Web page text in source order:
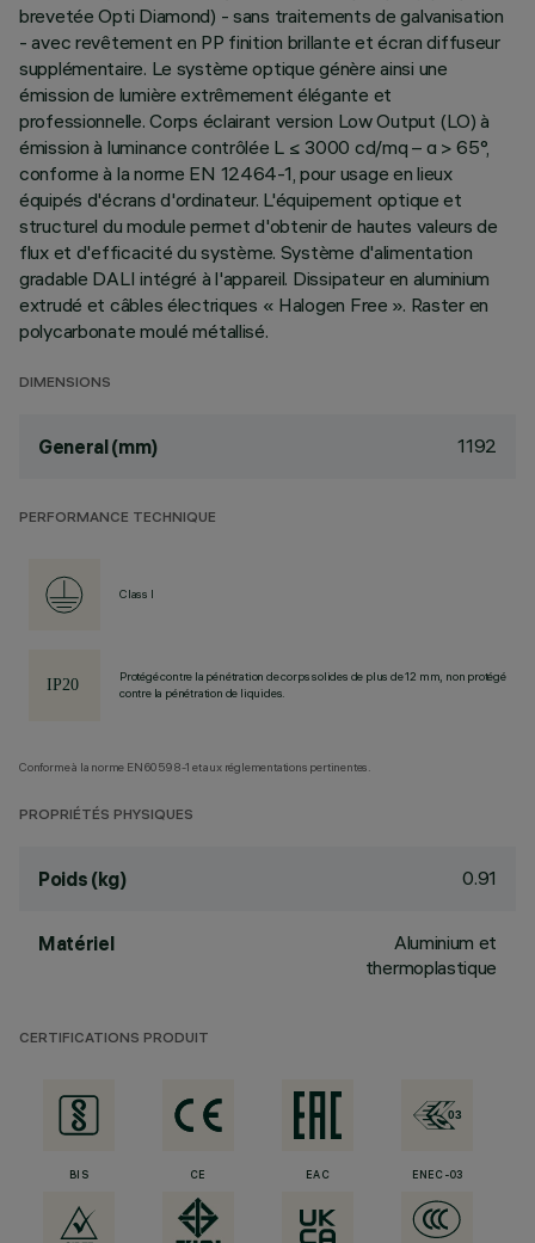
brevetée Opti Diamond) - sans traitements de galvanisation
- avec revêtement en PP finition brillante et écran diffuseur
supplémentaire. Le système optique génère ainsi une
émission de lumière extrêmement élégante et
professionnelle. Corps éclairant version Low Output (LO) à
émission à luminance contrôlée L ≤ 3000 cd/mq – α > 65°,
conforme à la norme EN 12464-1, pour usage en lieux
équipés d'écrans d'ordinateur. L'équipement optique et
structurel du module permet d'obtenir de hautes valeurs de
flux et d'efficacité du système. Système d'alimentation
gradable DALI intégré à l'appareil. Dissipateur en aluminium
extrudé et câbles électriques « Halogen Free ». Raster en
polycarbonate moulé métallisé.
DIMENSIONS
General (mm) 1192
PERFORMANCE TECHNIQUE
Class I
Protégé contre la pénétration de corps solides de plus de 12 mm, non protégé
contre la pénétration de liquides.
Conforme à la norme EN60598-1 et aux réglementations pertinentes.
PROPRIÉTÉS PHYSIQUES
Poids (kg) 0.91
Matériel
Aluminium et
thermoplastique
CERTIFICATIONS PRODUIT
BIS CE EAC ENEC-03